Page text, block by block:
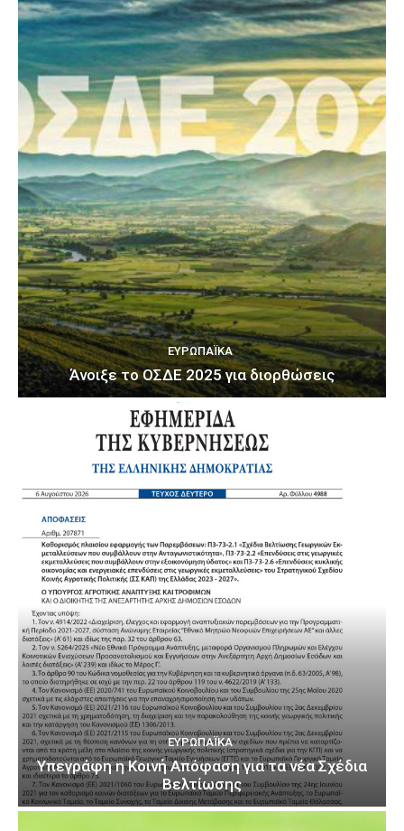
ΕΥΡΩΠΑΪΚΆ
Άνοιξε το ΟΣΔΕ 2025 για διορθώσεις
ΕΥΡΩΠΑΪΚΆ
Υπεγράφη η Κοινή Απόφαση για τα νέα Σχέδια
Βελτίωσης